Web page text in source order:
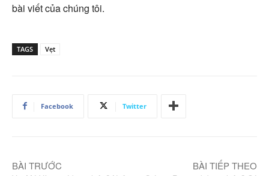
bài viết của chúng tôi.
TAGS Vẹt
Facebook Twitter
BÀI TRƯỚC BÀI TIẾP THEO